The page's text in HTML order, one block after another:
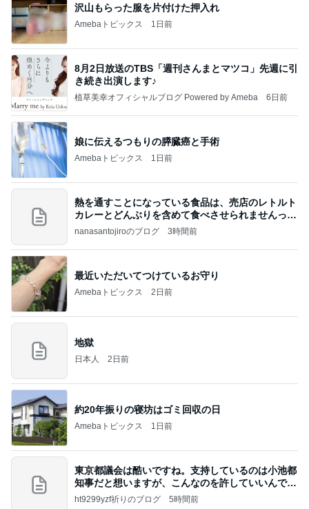
沢山もらった服を片付けた押入れ
Amebaトピックス 1日前
8月2日放送のTBS「週刊さんまとマツコ」先週に引
き続き出演します♪
植草美幸オフィシャルブログ Powered by Ameba 6日前
娘に伝えるつもりの膵臓癌と手術
Amebaトピックス 1日前
熱を通すことになっている食品は、売店のレトルト
カレーとどんぶりを含めて食べさせられませんっ
て、男
nanasantojiroのブログ 3時間前
最近いただいてつけているお守り
Amebaトピックス 2日前
地獄
日本人 2日前
約20年振りの寝坊はゴミ回収の日
Amebaトピックス 1日前
東京都議会は酷いですね。支持しているのは小池都
知事だと想いますが、こんなのを許していいんです
か？
ht9299yzf祈りのブログ 5時間前